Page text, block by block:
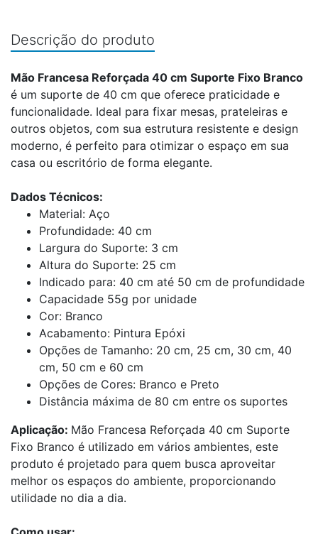
Descrição do produto
Mão Francesa Reforçada 40 cm Suporte Fixo Branco
é um suporte de 40 cm que oferece praticidade e
funcionalidade. Ideal para fixar mesas, prateleiras e
outros objetos, com sua estrutura resistente e design
moderno, é perfeito para otimizar o espaço em sua
casa ou escritório de forma elegante.
Dados Técnicos:
Material: Aço
Profundidade: 40 cm
Largura do Suporte: 3 cm
Altura do Suporte: 25 cm
Indicado para: 40 cm até 50 cm de profundidade
Capacidade 55g por unidade
Cor: Branco
Acabamento: Pintura Epóxi
Opções de Tamanho: 20 cm, 25 cm, 30 cm, 40
cm, 50 cm e 60 cm
Opções de Cores: Branco e Preto
Distância máxima de 80 cm entre os suportes
Aplicação: Mão Francesa Reforçada 40 cm Suporte
Fixo Branco é utilizado em vários ambientes, este
produto é projetado para quem busca aproveitar
melhor os espaços do ambiente, proporcionando
utilidade no dia a dia.